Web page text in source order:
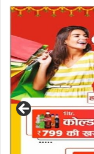
at
A
p
p
c
e
b
o
o
k